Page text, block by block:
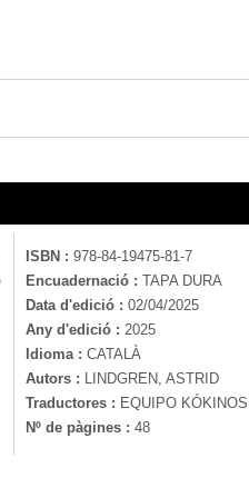
ISBN : 978-84-19475-81-7
Encuadernació : TAPA DURA
Data d'edició : 02/04/2025
Any d'edició : 2025
Idioma : CATALÀ
Autors : LINDGREN, ASTRID
Traductores : EQUIPO KÓKINOS
Nº de pàgines : 48